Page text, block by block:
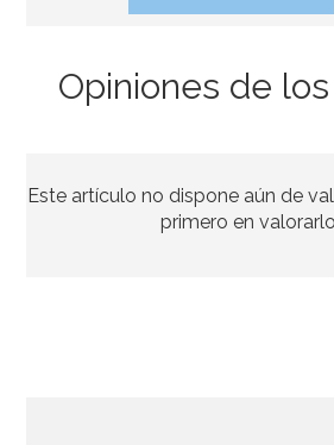
5,50€
Opiniones de
Este artículo no dispone aún de
primero en